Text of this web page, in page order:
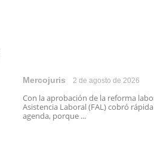
Mercojuris 2 de agosto de 2026
Con la aprobación de la reforma
Asistencia Laboral (FAL) cobró
agenda, porque ...